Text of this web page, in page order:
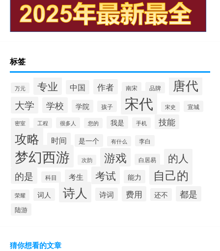
标签
万元 专业 中国 作者 南宋 品牌 唐代
大学 学校 学院 孩子 宋代 宋史 宣城
密室 工程 很多人 您的 我是 手机 技能
攻略 时间 是一个 有什么 李白
梦幻西游 次韵 游戏 白居易 的人
的是 科目 考生 考试 能力 自己的
荣耀 词人 诗人 诗词 费用 还不 都是
陆游
猜你想看的文章